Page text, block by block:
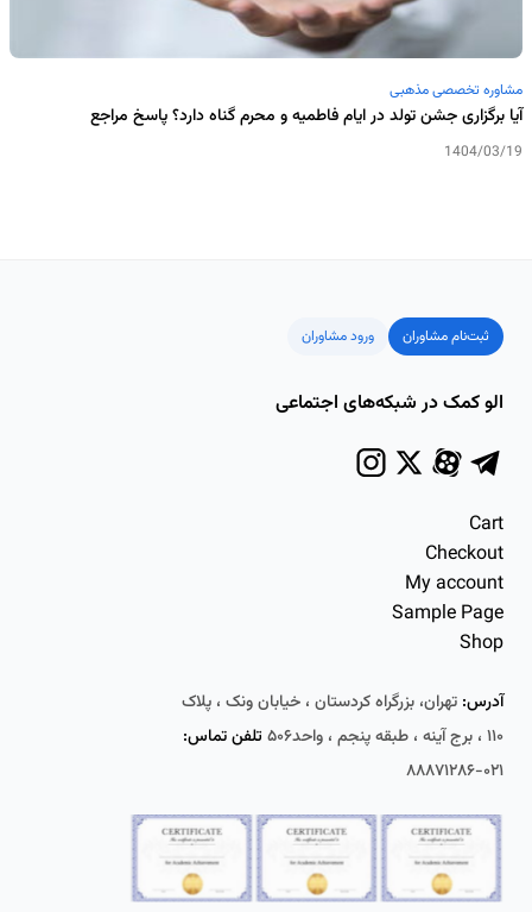
مشاوره تخصصی مذهبی
آیا برگزاری جشن تولد در ایام فاطمیه و محرم گناه دارد؟ پاسخ مراجع
1404/03/19
ثبت‌نام مشاوران ورود مشاوران
الو کمک در شبکه‌های اجتماعی
Cart
Checkout
My account
Sample Page
Shop
آدرس: تهران، بزرگراه کردستان ، خیابان ونک ، پلاک
۱۱۰ ، برج آینه ، طبقه پنجم ، واحد۵۰۶
تلفن تماس:
۰۲۱-۸۸۸۷۱۲۸۶